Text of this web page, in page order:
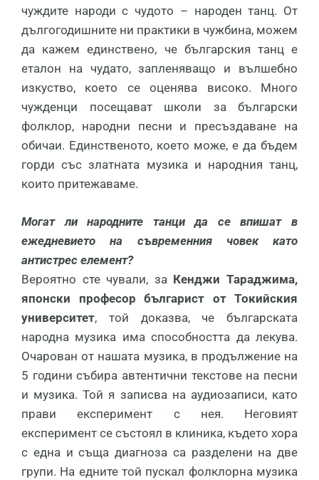
чуждите народи с чудото – народен танц. От
дългогодишните ни практики в чужбина, можем
да кажем единствено, че българския танц е
еталон на чудато, запленяващо и вълшебно
изкуство, което се оценява високо. Много
чужденци посещават школи за български
фолклор, народни песни и пресъздаване на
обичаи. Единственото, което може, е да бъдем
горди със златната музика и народния танц,
които притежаваме.
Могат ли народните танци да се впишат в
ежедневието на съвременния човек като
антистрес елемент?
Вероятно сте чували, за Кенджи Тараджима,
японски професор българист от Токийския
университет, той доказва, че българската
народна музика има способността да лекува.
Очарован от нашата музика, в продължение на
5 години събира автентични текстове на песни
и музика. Той я записва на аудиозаписи, като
прави експеримент с нея. Неговият
експеримент се състоял в клиника, където хора
с една и съща диагноза са разделени на две
групи. На едните той пускал фолклорна музика